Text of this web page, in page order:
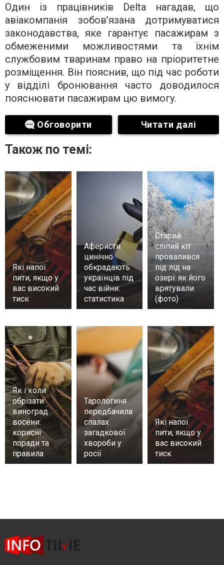
Один із працівників Delta нагадав, що
авіакомпанія зобов’язана дотримуватися
законодавства, яке гарантує пасажирам з
обмеженими можливостями та їхнім
службовим тваринам право на пріоритетне
розміщення. Він пояснив, що під час роботи
у відділі бронювання часто доводилося
пояснювати пасажирам цю вимогу.
Обговорити Читати далі
Також по темі:
Які напої
пити, якщо у
вас високий
тиск
Аферисти
цинічно
обкрадають
українців під
час війни:
статистика
Старий
сліпий кіт
провалився
під лід на
озері: як його
врятували
(фото)
Як і коли
обрізати
виноград
восени:
корисні
поради та
правила
Тарологиня
передбачила
спалах
загадкової
хвороби у
росії
Які напої
пити, якщо у
вас високий
тиск